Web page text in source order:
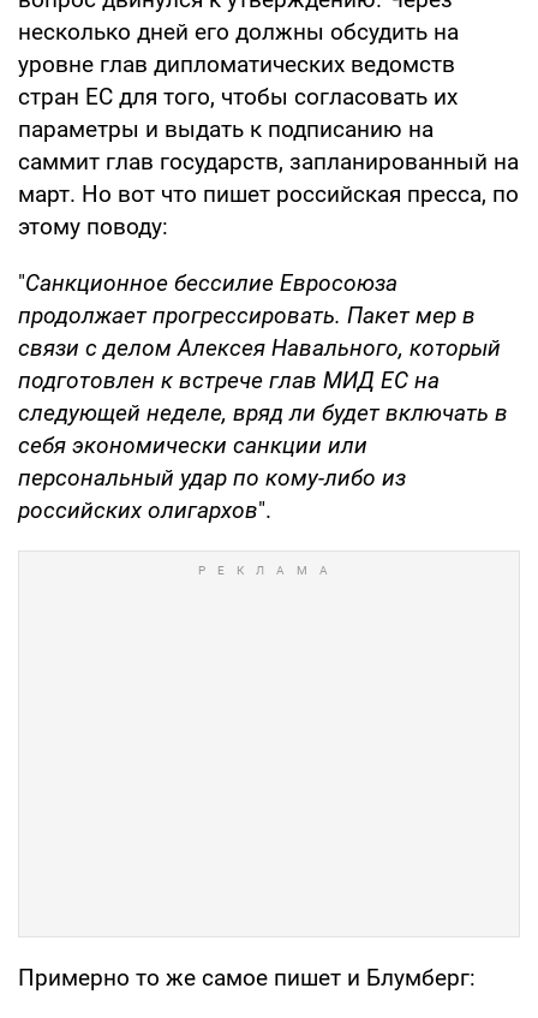
несколько дней его должны обсудить на
уровне глав дипломатических ведомств
стран ЕС для того, чтобы согласовать их
параметры и выдать к подписанию на
саммит глав государств, запланированный на
март. Но вот что пишет российская пресса, по
этому поводу:
"Санкционное бессилие Евросоюза
продолжает прогрессировать. Пакет мер в
связи с делом Алексея Навального, который
подготовлен к встрече глав МИД ЕС на
следующей неделе, вряд ли будет включать в
себя экономически санкции или
персональный удар по кому-либо из
российских олигархов".
Примерно то же самое пишет и Блумберг: